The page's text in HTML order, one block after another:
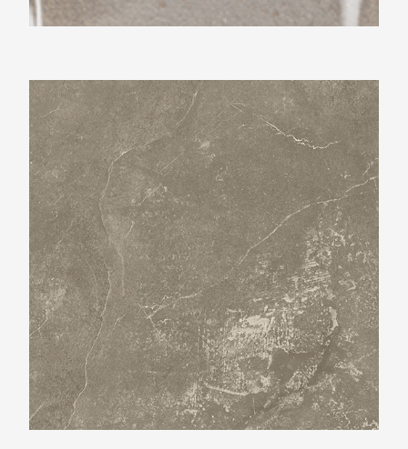
Beste Koop 600X600 Harmony Taupe